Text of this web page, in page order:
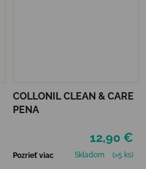
COLLONIL CLEAN & CARE
PENA
12,90 €
Pozrieť viac Skladom (>5 ks)